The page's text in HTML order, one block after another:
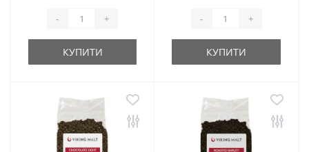
- +
КУПИТИ
- +
КУПИТИ